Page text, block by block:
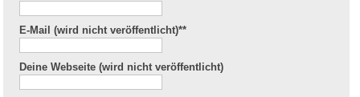
E-Mail (wird nicht veröffentlicht)**
Deine Webseite (wird nicht veröffentlicht)